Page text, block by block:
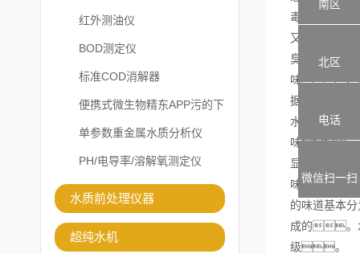
红外测油仪
BOD测定仪
标准COD消解器
便携式微生物精东APP污的下
载安装
单参数重金属水质分析仪
PH/电导率/溶解氧测定仪
水质前处理仪器
超纯水机
毒效果
又臭又好吃
臭，
味、
据。
水的气味受
味，
显
味觉是指舌
的味道基本
成的。
级。
南区
北区
电话
微信扫一扫